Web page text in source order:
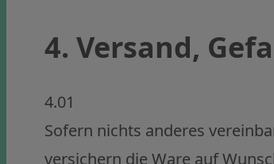
4. Versand,
4.01
Sofern nichts anderes
versichern die Ware auf